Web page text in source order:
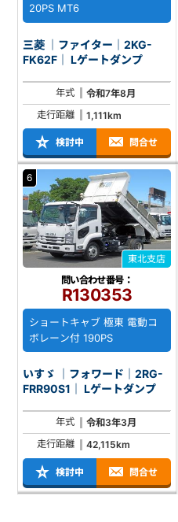
20PS MT6
三菱 ｜ファイター｜2KG-
FK62F｜ Lゲートダンプ
年式
令和7年8月
走行距離
1,111km
検討中 問合せ
6
東北支店
問い合わせ番号：
R130353
ショートキャブ 極東 電動コ
ボレーン付 190PS
いすゞ ｜フォワード｜2RG-
FRR90S1｜ Lゲートダンプ
年式
令和3年3月
走行距離
42,115km
検討中 問合せ